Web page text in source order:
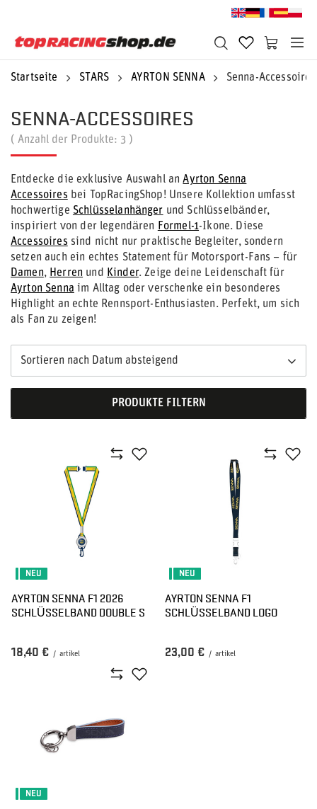
Startseite STARS AYRTON SENNA Senna-Accessoires
SENNA-ACCESSOIRES
( Anzahl der Produkte: 3 )
Entdecke die exklusive Auswahl anAyrton Senna
Accessoires bei TopRacingShop! Unsere Kollektion umfasst
hochwertige Schlüsselanhänger und Schlüsselbänder,
inspiriert von der legendären Formel-1-Ikone. Diese
Accessoires sind nicht nur praktische Begleiter, sondern
setzen auch ein echtes Statement für Motorsport-Fans – für
Damen, Herren und Kinder. Zeige deine Leidenschaft für
Ayrton Senna im Alltag oder verschenke ein besonderes
Highlight an echte Rennsport-Enthusiasten. Perfekt, um sich
als Fan zu zeigen!
Sortieren nach Datum absteigend
PRODUKTE FILTERN
NEU
AYRTON SENNA F1 2026
SCHLÜSSELBAND DOUBLE S
18,40 € / artikel
NEU
AYRTON SENNA F1
SCHLÜSSELBAND LOGO
23,00 € / artikel
NEU